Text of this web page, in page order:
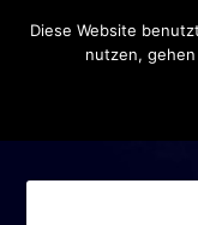
Diese Website
nutzen,